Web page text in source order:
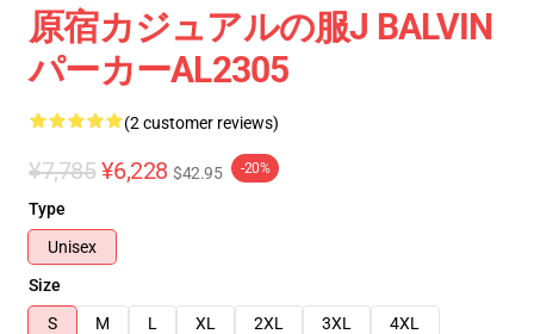
原宿カジュアルの服J BALVIN
パーカーAL2305
(2 customer reviews)
¥7,785 ¥6,228 $42.95 -20%
Type
Unisex
Size
S
M L XL 2XL 3XL
4XL